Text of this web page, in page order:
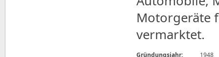
Motorgeräte
vermarktet.
Gründungsjahr:
1948